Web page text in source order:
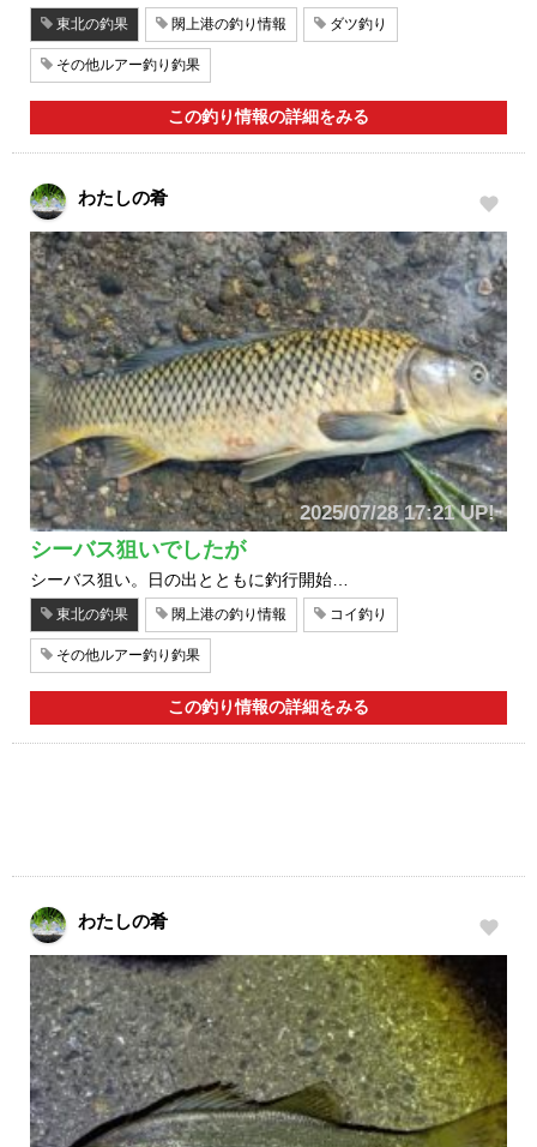
東北の釣果 閖上港の釣り情報 ダツ釣り
その他ルアー釣り釣果
この釣り情報の詳細をみる
わたしの肴
2025/07/28 17:21 UP!
シーバス狙いでしたが
シーバス狙い。日の出とともに釣行開始…
東北の釣果 閖上港の釣り情報 コイ釣り
その他ルアー釣り釣果
この釣り情報の詳細をみる
わたしの肴